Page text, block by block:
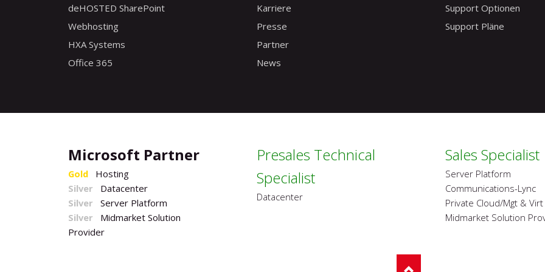
deHOSTED SharePoint
Webhosting
HXA Systems
Office 365
Karriere
Presse
Partner
News
Support Optionen
Support Pläne
Microsoft Partner
Gold Hosting
Silver Datacenter
Silver Server Platform
Silver Midmarket Solution
Provider
Presales Technical
Specialist
Datacenter
Sales Specialist
Server Platform
Communications-Lync
Private Cloud/Mgt & Virt
Midmarket Solution